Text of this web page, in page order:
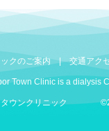
クのご案内|交通アク
Town Clinic is a dialysis
ータウンクリニック